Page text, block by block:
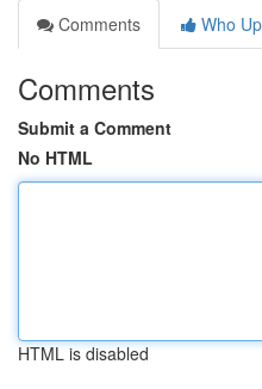
Comments
Who
Comments
Submit a Comment
No HTML
HTML is disabled